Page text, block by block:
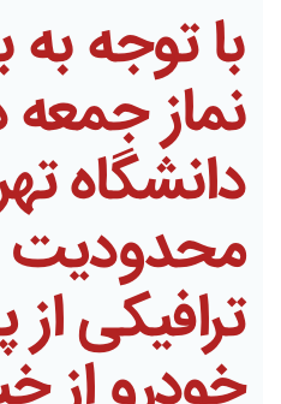
با توجه به
نماز جمعه
دانشگاه
ترافیکی از